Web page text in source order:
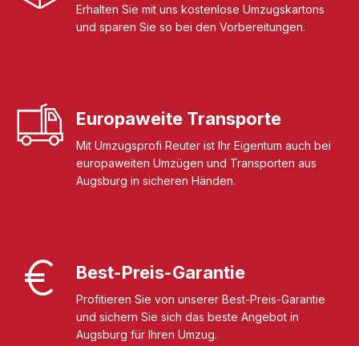
Erhalten Sie mit uns kostenlose Umzugskartons
und sparen Sie so bei den Vorbereitungen.
Europaweite Transporte
Mit Umzugsprofi Reuter ist Ihr Eigentum auch bei
europaweiten Umzügen und Transporten aus
Augsburg in sicheren Händen.
Best-Preis-Garantie
Profitieren Sie von unserer Best-Preis-Garantie
und sichern Sie sich das beste Angebot in
Augsburg für Ihren Umzug.